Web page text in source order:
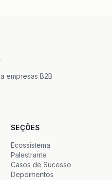
empresas B2B
SEÇÕES
Ecossistema
Palestrante
Casos de Sucesso
Depoimentos